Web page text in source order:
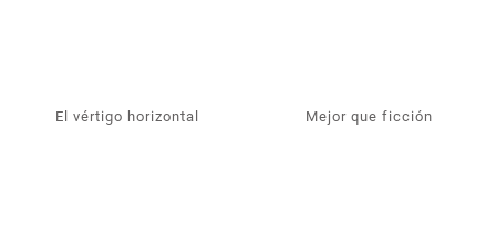
El vértigo horizontal Mejor que ficción